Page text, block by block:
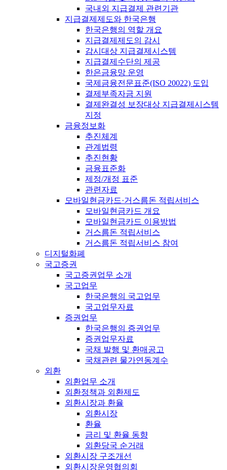
국내외 지급결제 관련기관
지급결제제도와 한국은행
한국은행의 역할 개요
지급결제제도의 감시
감시대상 지급결제시스템
지급결제수단의 제공
한은금융망 운영
국제금융전문표준(ISO 20022) 도입
결제부족자금 지원
결제완결성 보장대상 지급결제시스템
지정
금융정보화
추진체계
관계법령
추진현황
금융표준화
제정/개정 표준
관련자료
모바일현금카드·거스름돈 적립서비스
모바일현금카드 개요
모바일현금카드 이용방법
거스름돈 적립서비스
거스름돈 적립서비스 참여
디지털화폐
국고증권
국고증권업무 소개
국고업무
한국은행의 국고업무
국고업무자료
증권업무
한국은행의 증권업무
증권업무자료
국채 발행 및 환매공고
국채관련 물가연동계수
외환
외환업무 소개
외환정책과 외환제도
외환시장과 환율
외환시장
환율
금리 및 환율 동향
외환당국 순거래
외환시장 구조개선
외환시장운영협의회